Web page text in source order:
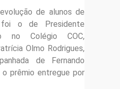
de alunos de
o de Presidente
no Colégio COC,
Olmo Rodrigues,
de Fernando
o prêmio entregue por